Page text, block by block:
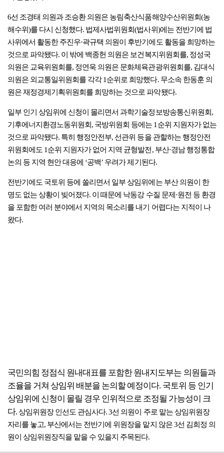
6선 조경태 의원과 조승환 의원은 농림축산식품해양수산위원회(농
해수위)를 다시 신청했다. 법제사법위원회(법사위)에는 전반기에 법
사위에서 활동한 주진우·곽규택 의원이 후반기에도 활동을 희망하는
것으로 파악됐다. 이 밖에 백종헌 의원은 보건복지위원회를, 정성국
의원은 교육위원회를, 정연욱 의원은 문화체육관광위원회를, 김대식
의원은 외교통일위원회를 각각 1순위로 희망했다. 무소속 한동훈 의
원은 재정경제기획위원회를 희망하는 것으로 파악됐다.
일부 인기 상임위에 신청이 몰리면서 과학기술정보방송통신위원회,
기후에너지환경노동위원회, 국방위원회 등에는 1순위 지원자가 없는
것으로 파악됐다. 특히 행정안전부, 선관위 등을 관할하는 행정안전
위원회에도 1순위 지원자가 없어 지역 균형발전, 부산·경남 행정통합
논의 등 지역 현안 대응에 ‘공백’ 우려가 제기된다.
전반기에도 국토위 등에 쏠리면서 일부 상임위에는 부산 의원이 한
명도 없는 상황이 빚어졌다. 이 때문에 낙동강 수질 문제·원전 등 환경
을 포함한 여러 분야에서 지역의 목소리를 내기 어렵다는 지적이 나
왔다.
국민의힘 정점식 원내대표를 포함한 원내지도부는 의원들과
조율을 거쳐 상임위 배분을 논의할 예정이다. 국토위 등 인기
상임위에 신청이 몰릴 경우 인위적으로 조정될 가능성이 크
다.상임위원장 인선도 관심사다. 3선 의원이 주로 맡는 상임위원장
자리를 놓고, 부산에서는 전반기에 위원장을 맡지 않은 3선 김희정 의
원이 상임위원장직을 맡을 수 있을지 주목된다.